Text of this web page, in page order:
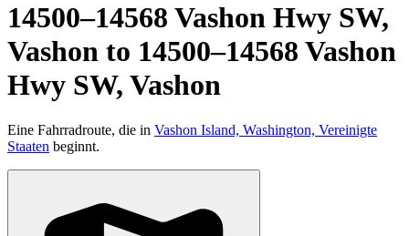
14500–14568 Vashon Hwy SW,
Vashon to 14500–14568 Vashon
Hwy SW, Vashon
Eine Fahrradroute, die in Vashon Island, Washington, Vereinigte
Staaten beginnt.